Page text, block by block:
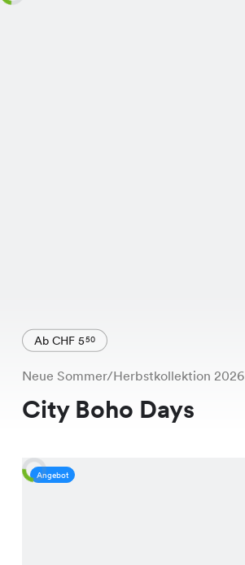
Ab CHF 550
Neue Sommer/Herbstkollektion 2026
City Boho Days
Angebot